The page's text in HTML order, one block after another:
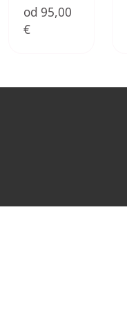
od 95,00
€